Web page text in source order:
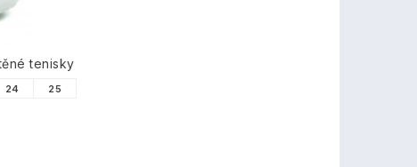
tenisky
24 25